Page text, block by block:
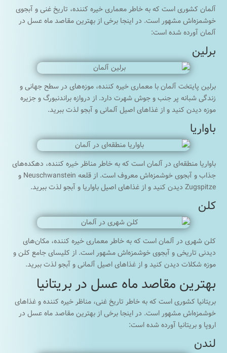
آلمان کشوری است که به خاطر معماری خیره کننده، تاریخ غنی و آبجوی
خوشمزه‌اش مشهور است. در اینجا برخی از بهترین مقاصد ماه عسل در
آلمان آورده شده است:
برلین
برلین پایتخت آلمان با معماری خیره کننده، موزه‌های در سطح جهانی و
زندگی شبانه پر جنب و جوش شهرت دارد. از دروازه براندنبورگ و جزیره
موزه دیدن کنید و از غذاهای اصیل آلمانی و آبجو لذت ببرید.
باواریا
باواریا منطقه‌ای در آلمان است که به خاطر مناظر خیره کننده، دهکده‌های
جذاب و آبجوی خوشمزه‌اش معروف است. از قلعه Neuschwanstein و
Zugspitze دیدن کنید و از غذاهای اصیل باواریا و آبجو لذت ببرید.
کلن
کلن شهری در آلمان است که به خاطر معماری خیره کننده، مکان‌های
دیدنی تاریخی و آبجوی خوشمزه‌اش مشهور است. از کلیسای جامع کلن و
موزه شکلات دیدن کنید و از غذاهای اصیل آلمانی و آبجو لذت ببرید.
بهترین مقاصد ماه عسل در بریتانیا
بریتانیا کشوری است که به خاطر تاریخ غنی، مناظر خیره کننده و غذاهای
خوشمزه‌اش مشهور است. در اینجا برخی از بهترین مقاصد ماه عسل در
اروپا و بریتانیا آورده شده است:
لندن